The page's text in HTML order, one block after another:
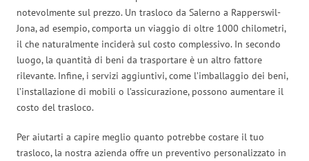
notevolmente sul prezzo. Un trasloco da Salerno a Rapperswil-
Jona, ad esempio, comporta un viaggio di oltre 1000 chilometri,
il che naturalmente inciderà sul costo complessivo. In secondo
luogo, la quantità di beni da trasportare è un altro fattore
rilevante. Infine, i servizi aggiuntivi, come l’imballaggio dei beni,
l’installazione di mobili o l’assicurazione, possono aumentare il
costo del trasloco.
Per aiutarti a capire meglio quanto potrebbe costare il tuo
trasloco, la nostra azienda offre un preventivo personalizzato in